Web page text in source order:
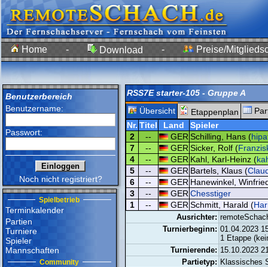
Home - Download - Preise/
Benutzerbereich
Benutzername:
Passwort:
Noch nicht registriert?
Spielbetrieb
Terminkalender
Partien
Turniere
Spieler
Mannschaften
Community
RSS7E starter-105 - Gruppe A
Übersicht
Etappenplan
Nr. Titel Land
Spieler
2
-- GER Schilling, Hans (
7
-- GER Sicker, Rolf (
4
-- GER Kahl, Karl-Heinz (
5
-- GER Bartels, Klaus (
6
-- GER Hanewinkel,
3
-- GER Chesstiger
1
-- GER Schmitt, Harald (
Ausrichter:
Turnierbeginn: 01.04.2023
1 Etappe
Turnierende: 15.10.2023
Partietyp: Klassisches